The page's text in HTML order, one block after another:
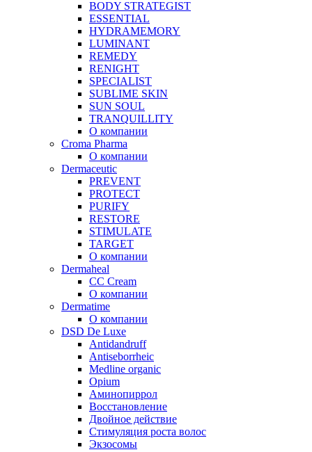
BODY STRATEGIST
ESSENTIAL
HYDRAMEMORY
LUMINANT
REMEDY
RENIGHT
SPECIALIST
SUBLIME SKIN
SUN SOUL
TRANQUILLITY
О компании
Croma Pharma
О компании
Dermaceutic
PREVENT
PROTECT
PURIFY
RESTORE
STIMULATE
TARGET
О компании
Dermaheal
CC Cream
О компании
Dermatime
О компании
DSD De Luxe
Antidandruff
Antiseborrheic
Medline organic
Opium
Аминопиррол
Восстановление
Двойное действие
Стимуляция роста волос
Экзосомы